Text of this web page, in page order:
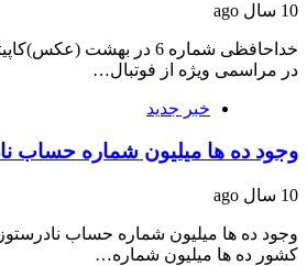
10 سال ago
خداحافظی شماره 6 در بهشت
در مراسمی ویژه از فوتبال…
خبر جدید
وجود ده ها میلیون شماره حساب
10 سال ago
وجود ده ها میلیون شماره حساب
کشور ده ها میلیون شماره…